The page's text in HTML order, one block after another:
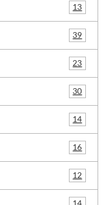
13
39
23
30
14
16
12